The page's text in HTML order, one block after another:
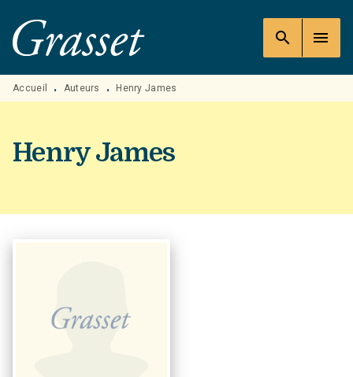
MENU RECHERCHE
PIED DE PAGE
search menu
Accueil • Auteurs • Henry James
Henry James